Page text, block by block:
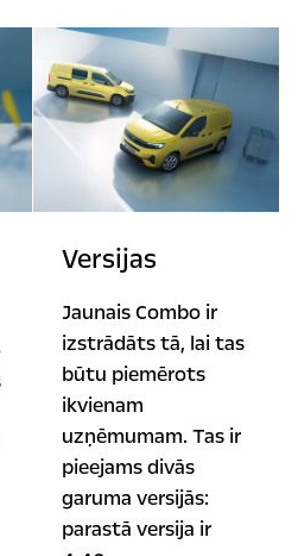
Versijas
Jaunais Combo ir
izstrādāts tā, lai tas
būtu piemērots
ikvienam
uzņēmumam. Tas ir
pieejams divās
garuma versijās:
parastā versija ir